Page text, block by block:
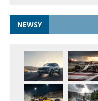
NEWSY